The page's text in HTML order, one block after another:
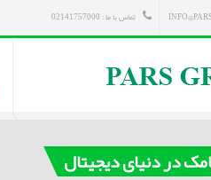
تماس با ما : 02141757000
در دنیای دیجیتال